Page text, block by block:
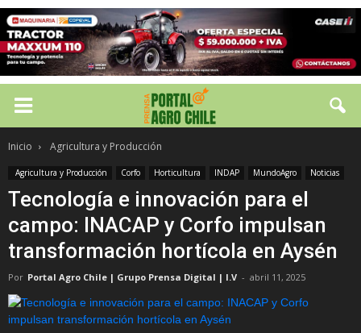
Inicio Agricultura y Producción
Agricultura y Producción Corfo Horticultura INDAP MundoAgro Noticias
Tecnología e innovación para el
campo: INACAP y Corfo impulsan
transformación hortícola en Aysén
Por Portal Agro Chile | Grupo Prensa Digital | I.V - abril 11, 2025